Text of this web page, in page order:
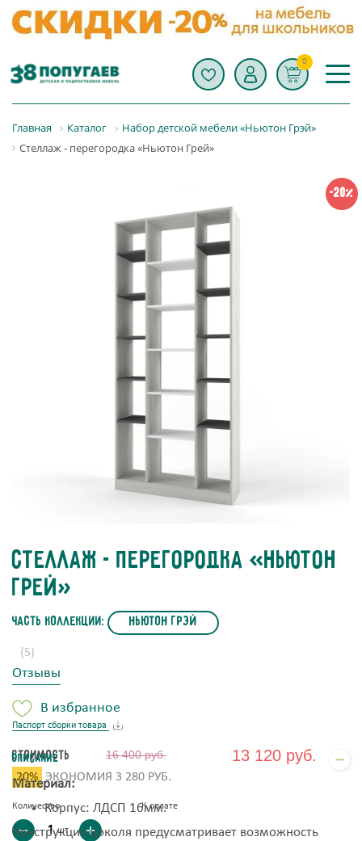
0
Главная Каталог
Набор детской мебели «Ньютон Грэй»
Стеллаж - перегородка «Ньютон Грей»
-20%
Стоимость 16 400 руб. 13 120 руб.
20% ЭКОНОМИЯ 3 280 РУБ.
Количество
шт
К оплате
Стеллаж - перегородка «Ньютон
Грей»
часть коллекции: Ньютон Грэй
(5)
Отзывы
В избранное
Паспорт сборки товара
Описание
Материал:
Корпус: ЛДСП 16мм.
Конструкция цоколя предусматривает возможность